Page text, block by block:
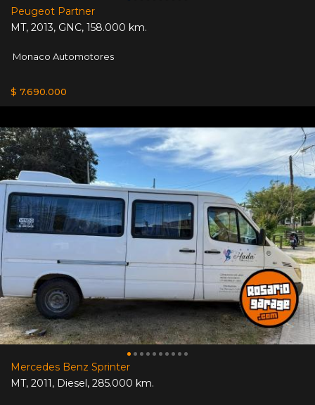
Peugeot Partner
MT, 2013, GNC, 158.000 km.
Monaco Automotores
$ 7.690.000
Mercedes Benz Sprinter
MT, 2011, Diesel, 285.000 km.